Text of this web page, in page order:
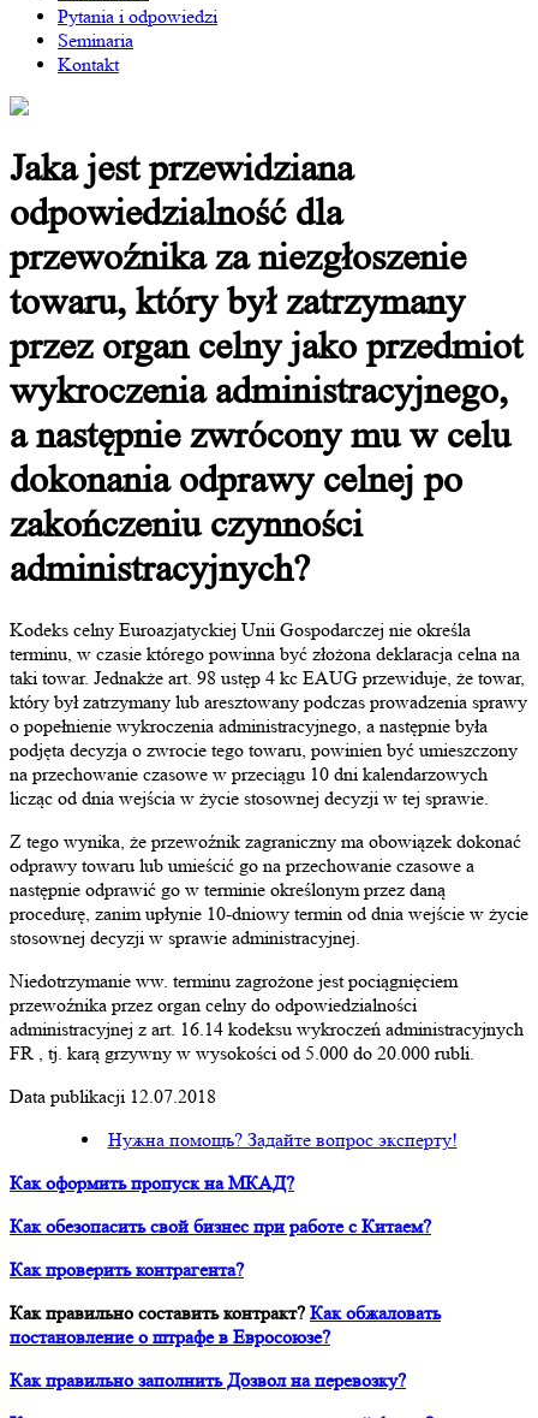
Pytania i odpowiedzi
Seminaria
Kontakt
Jaka jest przewidziana
odpowiedzialność dla
przewoźnika za niezgłoszenie
towaru, który był zatrzymany
przez organ celny jako przedmiot
wykroczenia administracyjnego,
a następnie zwrócony mu w celu
dokonania odprawy celnej po
zakończeniu czynności
administracyjnych?
Kodeks celny Euroazjatyckiej Unii Gospodarczej nie określa
terminu, w czasie którego powinna być złożona deklaracja celna na
taki towar. Jednakże art. 98 ustęp 4 kc EAUG przewiduje, że towar,
który był zatrzymany lub aresztowany podczas prowadzenia sprawy
o popełnienie wykroczenia administracyjnego, a następnie była
podjęta decyzja o zwrocie tego towaru, powinien być umieszczony
na przechowanie czasowe w przeciągu 10 dni kalendarzowych
licząc od dnia wejścia w życie stosownej decyzji w tej sprawie.
Z tego wynika, że przewoźnik zagraniczny ma obowiązek dokonać
odprawy towaru lub umieścić go na przechowanie czasowe a
następnie odprawić go w terminie określonym przez daną
procedurę, zanim upłynie 10-dniowy termin od dnia wejście w życie
stosownej decyzji w sprawie administracyjnej.
Niedotrzymanie ww. terminu zagrożone jest pociągnięciem
przewoźnika przez organ celny do odpowiedzialności
administracyjnej z art. 16.14 kodeksu wykroczeń administracyjnych
FR , tj. karą grzywny w wysokości od 5.000 do 20.000 rubli.
Data publikacji 12.07.2018
Нужна помощь? Задайте вопрос эксперту!
Как оформить пропуск на МКАД?
Как обезопасить свой бизнес при работе с Китаем?
Как проверить контрагента?
Как правильно составить контракт? Как обжаловать
постановление о штрафе в Евросоюзе?
Как правильно заполнить Дозвол на перевозку?